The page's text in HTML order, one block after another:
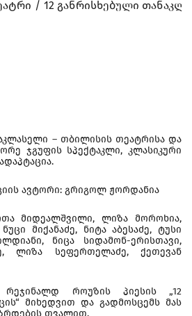
12 განრისხებული
– თბილისის თეატრისა და
ჯგუფის სპექტაკლი, კლასიკური
ავტორი: გრიგოლ ჟორდანია
მიდეალშვილი, ლიზა მოროხია,
მიქანაძე, ნიტა აბესაძე, ტუსი
ნიცა სიდამონ-ერისთავი,
ლიზა სეფერთელაძე, ქეთევან
რეჯინალდ როუზის პიესის „12
მიხედვით და გადმოსცემს მას